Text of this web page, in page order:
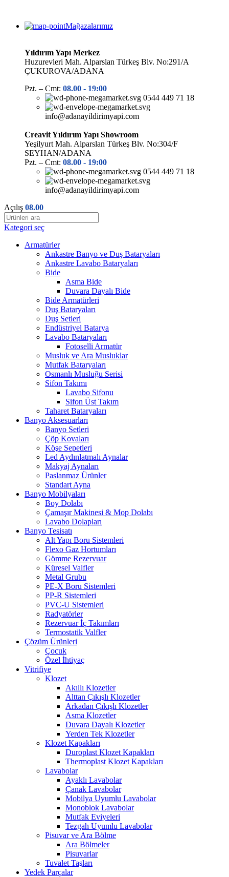
Mağazalarımız
Yıldırım Yapı Merkez
Huzurevleri Mah. Alparslan Türkeş Blv. No:291/A
ÇUKUROVA/ADANA
Pzt. – Cmt: 08.00 - 19:00
0544 449 71 18
info@adanayildirimyapi.com
Creavit Yıldırım Yapı Showroom
Yeşilyurt Mah. Alparslan Türkeş Blv. No:304/F
SEYHAN/ADANA
Pzt. – Cmt: 08.00 - 19:00
0544 449 71 18
info@adanayildirimyapi.com
Açılış 08.00
Kategori seç
Armatürler
Ankastre Banyo ve Duş Bataryaları
Ankastre Lavabo Bataryaları
Bide
Asma Bide
Duvara Dayalı Bide
Bide Armatürleri
Duş Bataryaları
Duş Setleri
Endüstriyel Batarya
Lavabo Bataryaları
Fotoselli Armatür
Musluk ve Ara Musluklar
Mutfak Bataryaları
Osmanlı Musluğu Serisi
Sifon Takımı
Lavabo Sifonu
Sifon Üst Takım
Taharet Bataryaları
Banyo Aksesuarları
Banyo Setleri
Çöp Kovaları
Köşe Sepetleri
Led Aydınlatmalı Aynalar
Makyaj Aynaları
Paslanmaz Ürünler
Standart Ayna
Banyo Mobilyaları
Boy Dolabı
Çamaşır Makinesi & Mop Dolabı
Lavabo Dolapları
Banyo Tesisatı
Alt Yapı Boru Sistemleri
Flexo Gaz Hortumları
Gömme Rezervuar
Küresel Valfler
Metal Grubu
PE-X Boru Sistemleri
PP-R Sistemleri
PVC-U Sistemleri
Radyatörler
Rezervuar İç Takımları
Termostatik Valfler
Çözüm Ürünleri
Çocuk
Özel İhtiyaç
Vitrifiye
Klozet
Akıllı Klozetler
Alttan Çıkışlı Klozetler
Arkadan Çıkışlı Klozetler
Asma Klozetler
Duvara Dayalı Klozetler
Yerden Tek Klozetler
Klozet Kapakları
Duroplast Klozet Kapakları
Thermoplast Klozet Kapakları
Lavabolar
Ayaklı Lavabolar
Çanak Lavabolar
Mobilya Uyumlu Lavabolar
Monoblok Lavabolar
Mutfak Eviyeleri
Tezgah Uyumlu Lavabolar
Pisuvar ve Ara Bölme
Ara Bölmeler
Pisuvarlar
Tuvalet Taşları
Yedek Parçalar